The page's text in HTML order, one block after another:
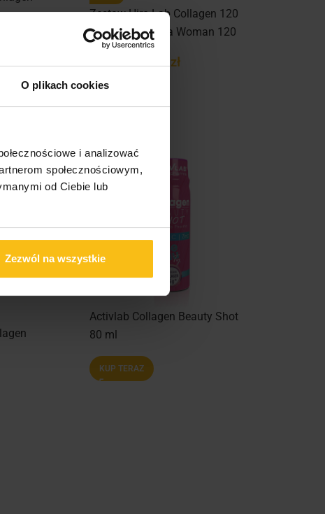
O plikach cookies
i analizować
społecznościowym,
od Ciebie lub
Zezwól na wszystkie
Zestaw Hiro.Lab Collagen 120
vcaps. + IHS Vita Woman 120
vcaps. + Pillbox Vikinga
143,00zł zł
KUP TERAZ
Activlab Collagen Beauty Shot
80 ml
KUP TERAZ